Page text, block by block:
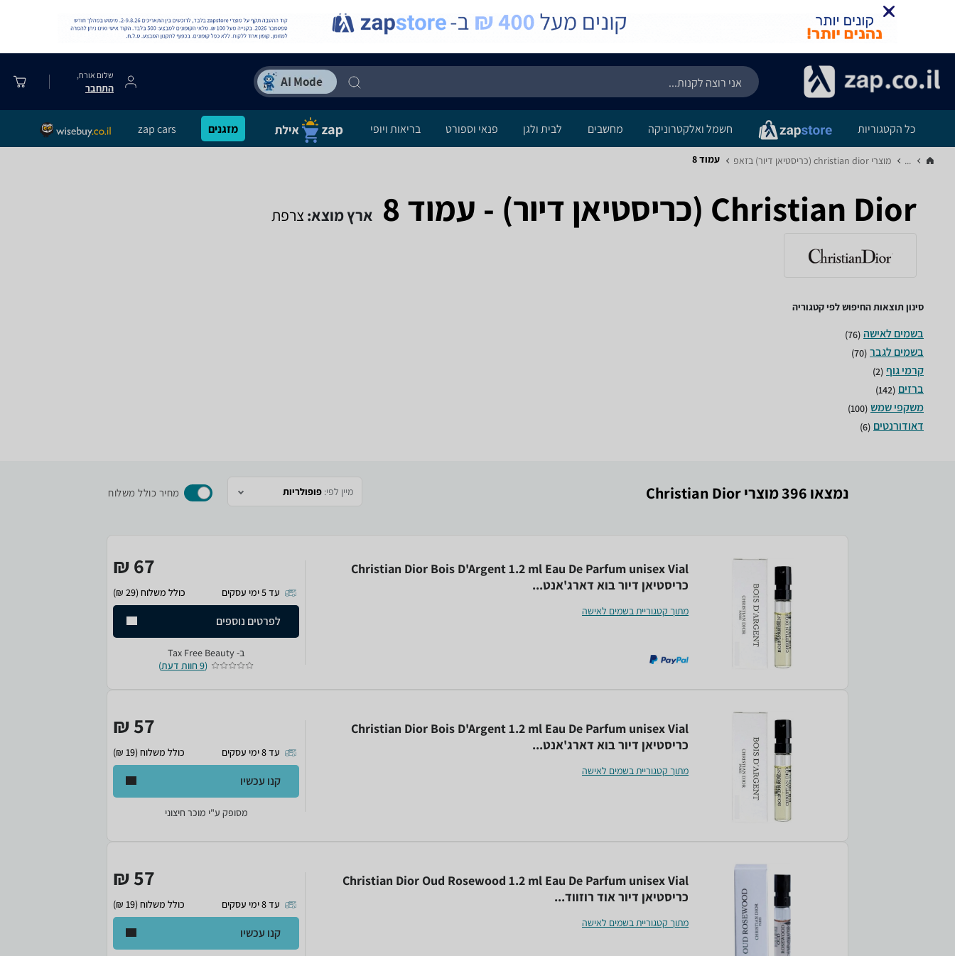
שלום אורח,
התחבר
כל הקטגוריות חשמל ואלקטרוניקה מחשבים לבית ולגן פנאי וספורט בריאות ויופי מזגנים zap cars
... מוצרי christian dior (כריסטיאן דיור) בזאפ‏ עמוד 8
Christian Dior (כריסטיאן דיור) - עמוד 8 ארץ מוצא: צרפת
סינון תוצאות החיפוש לפי קטגוריה
(76)
(70)
(2)
(142)
(100)
(6)
נמצאו 396 מוצרי Christian Dior מיין לפי: פופולריות מחיר כולל משלוח
Christian Dior Bois D'Argent 1.2 ml Eau De Parfum unisex Vial
כריסטיאן דיור בוא דארג'אנט...
מתוך קטגוריית בשמים לאישה
67 ₪
עד 5 ימי עסקים כולל משלוח (29 ₪)
לפרטים נוספים
ב-Tax Free Beauty
(9 חוות דעת )
Christian Dior Bois D'Argent 1.2 ml Eau De Parfum unisex Vial
כריסטיאן דיור בוא דארג'אנט...
מתוך קטגוריית בשמים לאישה
57 ₪
עד 8 ימי עסקים כולל משלוח (19 ₪)
קנו עכשיו
מסופק ע"י מוכר חיצוני
Christian Dior Oud Rosewood 1.2 ml Eau De Parfum unisex Vial
כריסטיאן דיור אוד רוזווד...
מתוך קטגוריית בשמים לאישה
57 ₪
עד 8 ימי עסקים כולל משלוח (19 ₪)
קנו עכשיו